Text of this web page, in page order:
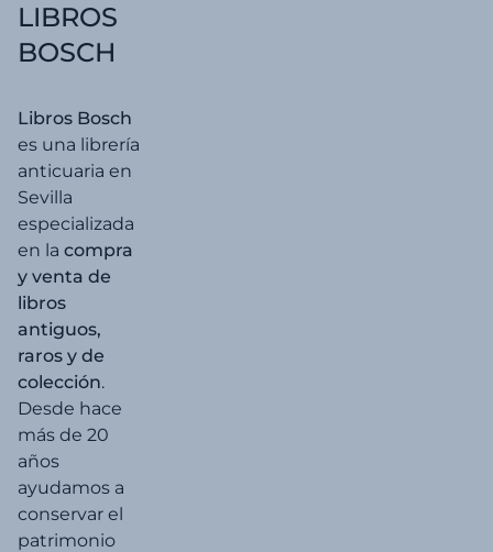
LIBROS
BOSCH
Libros Bosch
es una librería
anticuaria en
Sevilla
especializada
en la compra
y venta de
libros
antiguos,
raros y de
colección.
Desde hace
más de 20
años
ayudamos a
conservar el
patrimonio